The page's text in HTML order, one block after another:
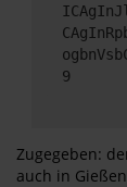
9
Zugegeben:
auch in